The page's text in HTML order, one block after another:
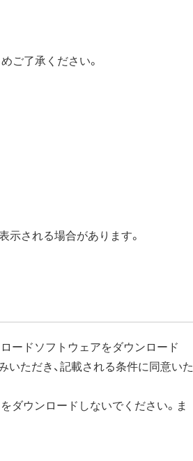
ご了承ください。
示される場合があります。
ードソフトウェアをダウンロード
ただき、記載される条件に同意いた
ダウンロードしないでください。ま